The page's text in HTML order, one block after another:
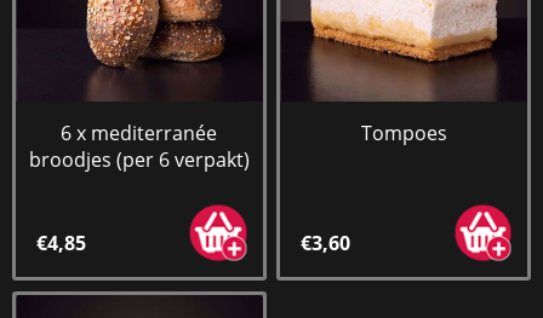
6 x mediterranée
broodjes (per 6 verpakt)
€4,85
Tompoes
€3,60